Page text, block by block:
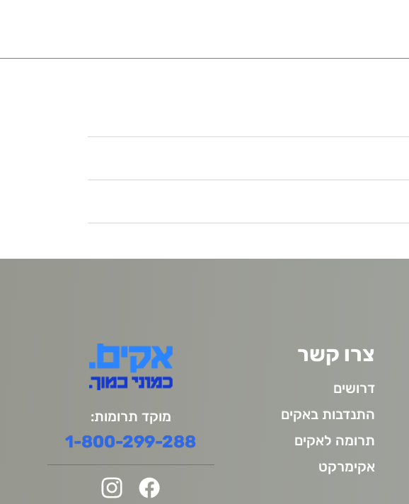
צרו קשר
דרושים
התנדבות באקים
תרומה לאקים
אקימרקט
מוקד תרומות:
1-800-299-288